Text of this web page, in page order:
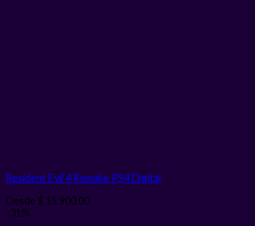
Resident Evil 4 Remake PS4Digital
Desde $ 15.900,00
-31%